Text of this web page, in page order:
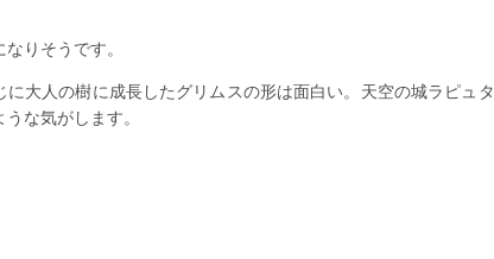
りそうです。
に大人の樹に成長したグリムスの形は面白い。天空の城ラピュタ
な気がします。